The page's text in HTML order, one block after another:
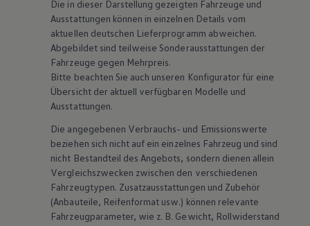
Die in dieser Darstellung gezeigten Fahrzeuge und
Ausstattungen können in einzelnen Details vom
aktuellen deutschen Lieferprogramm abweichen.
Abgebildet sind teilweise Sonderausstattungen der
Fahrzeuge gegen Mehrpreis.
Bitte beachten Sie auch unseren Konfigurator für eine
Übersicht der aktuell verfügbaren Modelle und
Ausstattungen.
Die angegebenen Verbrauchs- und Emissionswerte
beziehen sich nicht auf ein einzelnes Fahrzeug und sind
nicht Bestandteil des Angebots, sondern dienen allein
Vergleichszwecken zwischen den verschiedenen
Fahrzeugtypen. Zusatzausstattungen und Zubehör
(Anbauteile, Reifenformat usw.) können relevante
Fahrzeugparameter, wie z. B. Gewicht, Rollwiderstand